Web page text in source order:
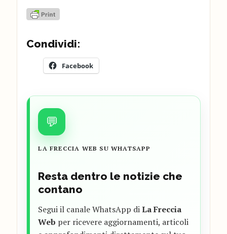
Condividi:
Facebook
💬
LA FRECCIA WEB SU WHATSAPP
Resta dentro le notizie che
contano
Segui il canale WhatsApp diLa Freccia
Web per ricevere aggiornamenti, articoli